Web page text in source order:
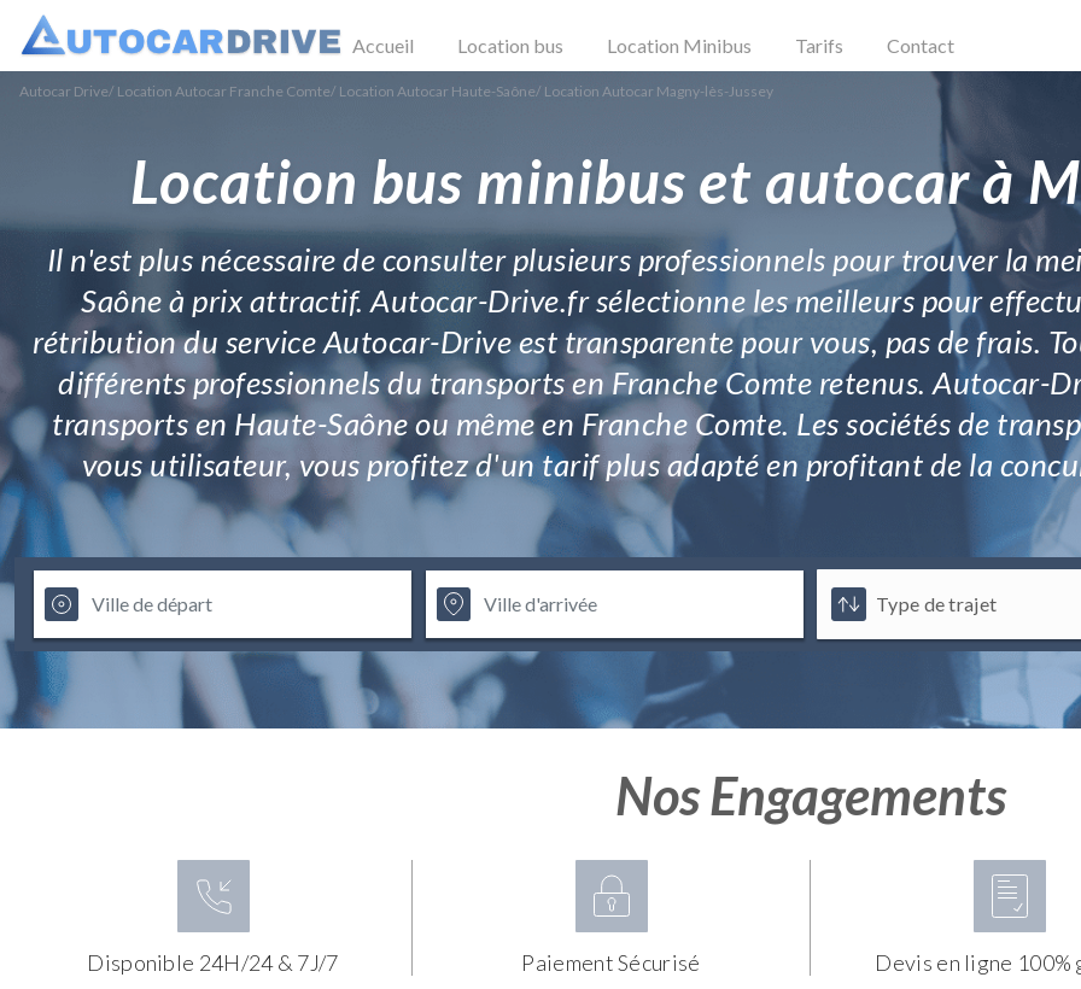
Accueil Location bus Location Minibus Tarifs Contact
Autocar Drive/ Location Autocar Franche Comte/ Location Autocar Haute-Saône/ Location Autocar Magny-lès-Jussey
Location bus minibus et autocar à
Il n'est plus nécessaire de consulter plusieurs professionnels pour trouver la
Saône à prix attractif. Autocar-Drive.fr sélectionne les meilleurs pour
rétribution du service Autocar-Drive est transparente pour vous, pas de frais.
différents professionnels du transports en Franche Comte retenus. Autocar-
transports en Haute-Saône ou même en Franche Comte. Les sociétés de
vous utilisateur, vous profitez d'un tarif plus adapté en profitant de la
Nos Engagements
Disponible 24H/24 & 7J/7 Paiement Sécurisé Devis en ligne